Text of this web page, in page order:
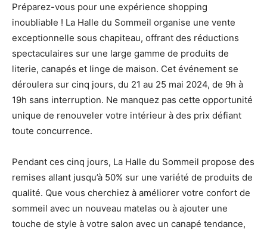
Préparez-vous pour une expérience shopping
inoubliable ! La Halle du Sommeil organise une vente
exceptionnelle sous chapiteau, offrant des réductions
spectaculaires sur une large gamme de produits de
literie, canapés et linge de maison. Cet événement se
déroulera sur cinq jours, du 21 au 25 mai 2024, de 9h à
19h sans interruption. Ne manquez pas cette opportunité
unique de renouveler votre intérieur à des prix défiant
toute concurrence.
Pendant ces cinq jours, La Halle du Sommeil propose des
remises allant jusqu’à 50% sur une variété de produits de
qualité. Que vous cherchiez à améliorer votre confort de
sommeil avec un nouveau matelas ou à ajouter une
touche de style à votre salon avec un canapé tendance,